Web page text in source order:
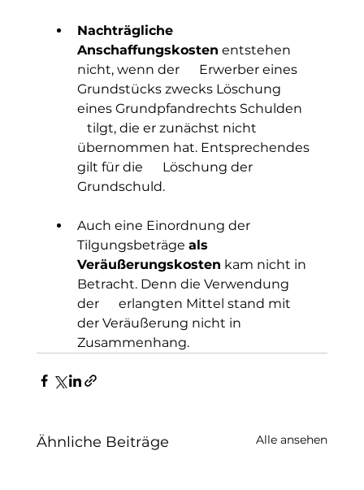
Nachträgliche
Anschaffungskosten entstehen
nicht, wenn der      Erwerber eines
Grundstücks zwecks Löschung
eines Grundpfandrechts Schulden
   tilgt, die er zunächst nicht
übernommen hat. Entsprechendes
gilt für die      Löschung der
Grundschuld.
Auch eine Einordnung der
Tilgungsbeträge als
Veräußerungskosten kam nicht in
Betracht. Denn die Verwendung
der      erlangten Mittel stand mit
der Veräußerung nicht in
Zusammenhang.
Ähnliche Beiträge Alle ansehen